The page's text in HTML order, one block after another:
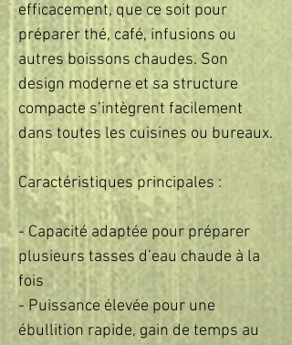
efficacement, que ce soit pour
préparer thé, café, infusions ou
autres boissons chaudes. Son
design moderne et sa structure
compacte s’intègrent facilement
dans toutes les cuisines ou bureaux.
Caractéristiques principales :
- Capacité adaptée pour préparer
plusieurs tasses d’eau chaude à la
fois
- Puissance élevée pour une
ébullition rapide, gain de temps au